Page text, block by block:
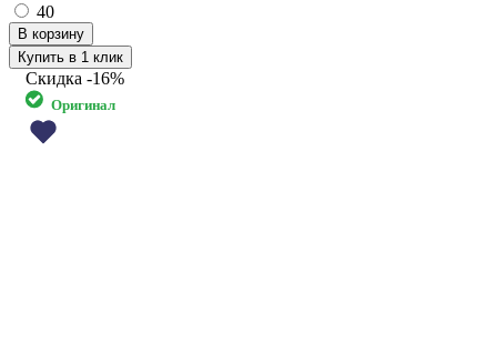
40
Купить в 1 клик
Скидка -16%
Оригинал